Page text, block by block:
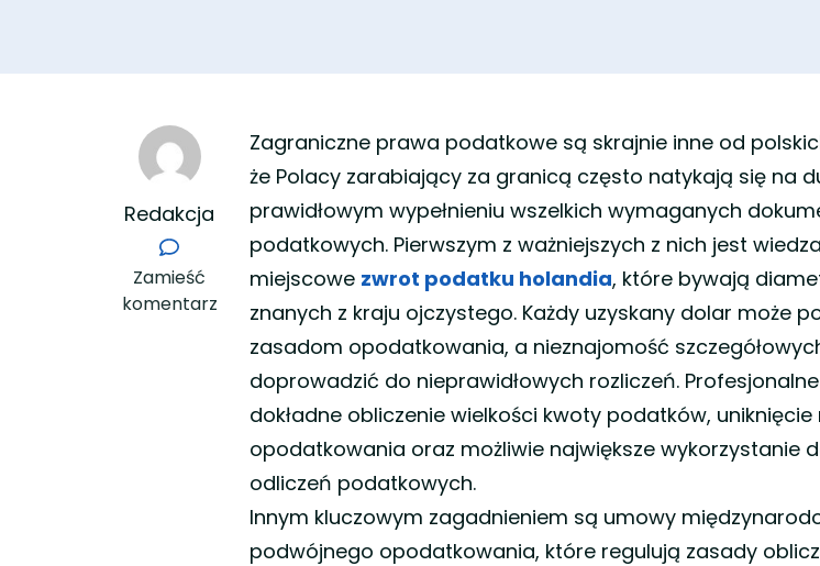
Redakcja
Zamieść
komentarz
we
wpisie
Zagraniczne prawa podatkowe są skrajnie inne od
że Polacy zarabiający za granicą często natykają się na
prawidłowym wypełnieniu wszelkich wymaganych
podatkowych. Pierwszym z ważniejszych z nich jest
miejscowe zwrot podatku holandia, które bywają
znanych z kraju ojczystego. Każdy uzyskany dolar może
zasadom opodatkowania, a nieznajomość
doprowadzić do nieprawidłowych rozliczeń.
dokładne obliczenie wielkości kwoty podatków,
opodatkowania oraz możliwie największe wykorzystanie
odliczeń podatkowych.
Innym kluczowym zagadnieniem są umowy
podwójnego opodatkowania, które regulują zasady